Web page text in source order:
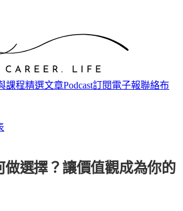
課程精選文章Podcast訂閱電子報聯絡布
做選擇？讓價值觀成為你的